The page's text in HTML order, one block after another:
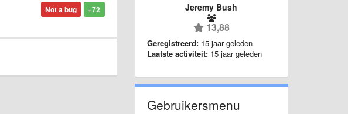
+72
Not a bug Jeremy Bush
13,88
Geregistreerd: 15 jaar geleden
Laatste activiteit: 15 jaar geleden
Gebruikersmenu